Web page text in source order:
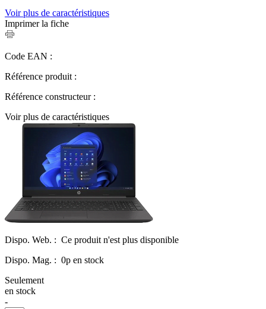
Voir plus de caractéristiques
Imprimer la fiche
Code EAN :
Référence produit :
Référence constructeur :
Voir plus de caractéristiques
Dispo. Web. : Ce produit n'est plus disponible
Dispo. Mag. : 0p en stock
Seulement
en stock
-